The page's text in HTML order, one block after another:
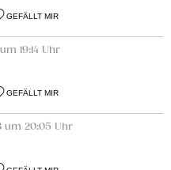
GEFÄLLT MIR
19:14 Uhr
GEFÄLLT MIR
um 20:05 Uhr